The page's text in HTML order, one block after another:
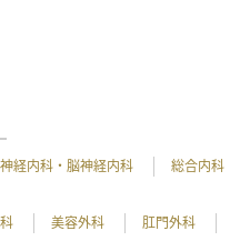
神経内科・脳神経内科 総合内科
美容外科 肛門外科